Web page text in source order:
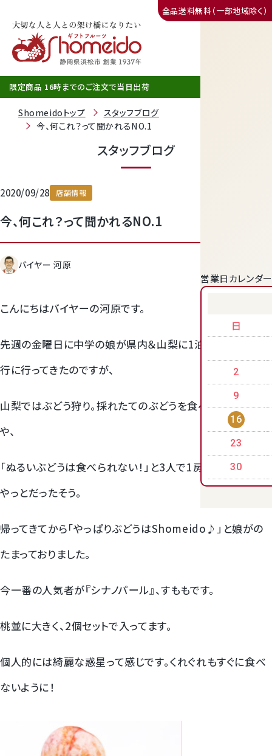
全品送料無料（一部地域除く）
営業日カレンダー
日
2
9
16
23
30
天使音（あまね）マスクメロン
桃
大糖領桃
温室みかん(ハウスみかん)
幸水梨ロイヤル
シャインマスカット
クイーンルージュ
ナガノパープル
限定商品 16時までのご注文で当日出荷
Shomeidoトップ
スタッフブログ
今、何これ？って聞かれるNO.1
スタッフブログ
2020/09/28 店舗情報
今、何これ？って聞かれるNO.1
バイヤー 河原
こんにちはバイヤーの河原です。
先週の金曜日に中学の娘が県内＆山梨に1泊2日の修学旅
行に行ってきたのですが、
山梨ではぶどう狩り。採れたてのぶどうを食べ放題と思いき
や、
「ぬるいぶどうは食べられない！」と3人で1房を食べるのが
やっとだったそう。
帰ってきてから「やっぱりぶどうはShomeido♪」と娘がの
たまっておりました。
今一番の人気者が『シナノパール』、すももです。
桃並に大きく、2個セットで入ってます。
個人的には綺麗な惑星って感じです。くれぐれもすぐに食べ
ないように！